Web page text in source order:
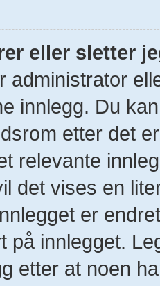
eller sletter
administrator
innlegg. Du
etter det
relevante
det vises en
er
på innlegget.
etter at noen